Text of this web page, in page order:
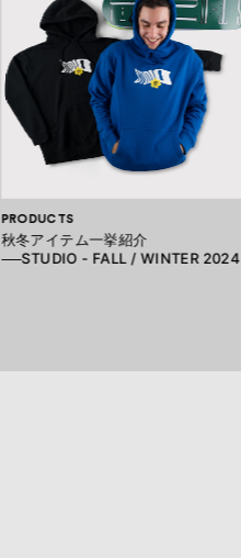
PRODUCTS
秋冬アイテム一挙紹介
──STUDIO - FALL / WINTER 2024